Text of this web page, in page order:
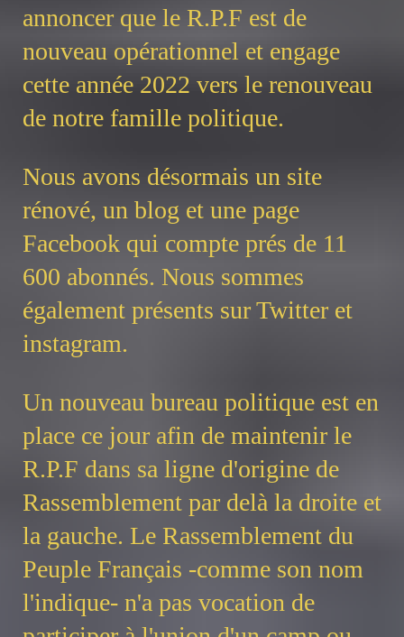
annoncer que le R.P.F est de
nouveau opérationnel et engage
cette année 2022 vers le renouveau
de notre famille politique.
Nous avons désormais un site
rénové, un blog et une page
Facebook qui compte prés de 11
600 abonnés. Nous sommes
également présents sur Twitter et
instagram.
Un nouveau bureau politique est en
place ce jour afin de maintenir le
R.P.F dans sa ligne d'origine de
Rassemblement par delà la droite et
la gauche. Le Rassemblement du
Peuple Français -comme son nom
l'indique- n'a pas vocation de